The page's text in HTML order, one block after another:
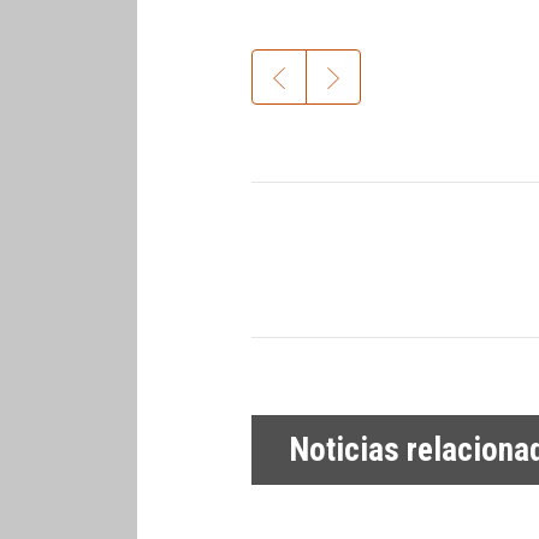
Noticias